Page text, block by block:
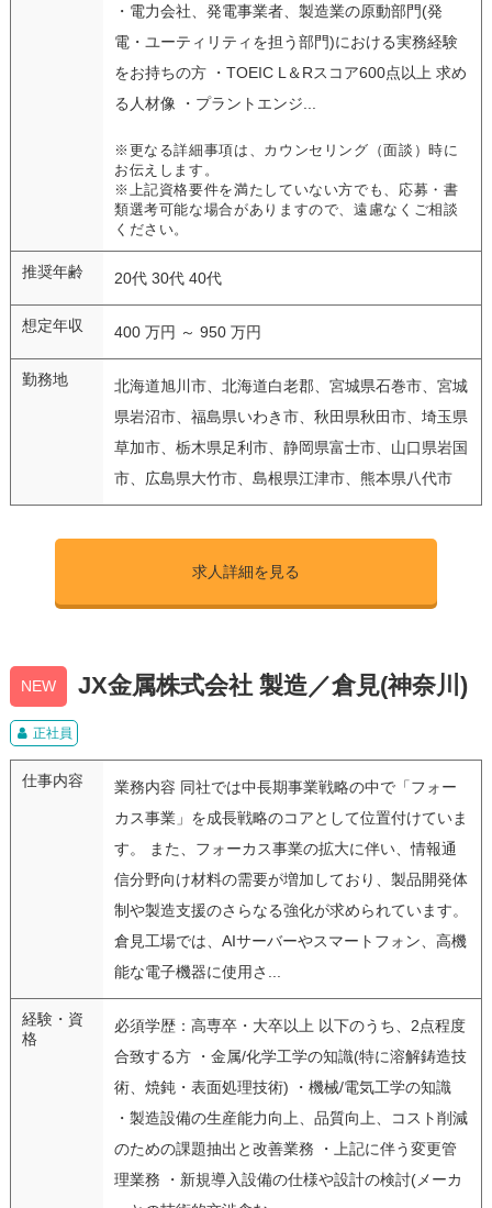
・電力会社、発電事業者、製造業の原動部門(発
電・ユーティリティを担う部門)における実務経験
をお持ちの方 ・TOEIC L＆Rスコア600点以上 求め
る人材像 ・プラントエンジ...
※更なる詳細事項は、カウンセリング（面談）時に
お伝えします。
※上記資格要件を満たしていない方でも、応募・書
類選考可能な場合がありますので、遠慮なくご相談
ください。
推奨年齢 20代 30代 40代
想定年収 400 万円 ～ 950 万円
勤務地
北海道旭川市、北海道白老郡、宮城県石巻市、宮城
県岩沼市、福島県いわき市、秋田県秋田市、埼玉県
草加市、栃木県足利市、静岡県富士市、山口県岩国
市、広島県大竹市、島根県江津市、熊本県八代市
求人詳細を見る
NEW JX金属株式会社 製造／倉見(神奈川)
正社員
仕事内容
業務内容 同社では中長期事業戦略の中で「フォー
カス事業」を成長戦略のコアとして位置付けていま
す。 また、フォーカス事業の拡大に伴い、情報通
信分野向け材料の需要が増加しており、製品開発体
制や製造支援のさらなる強化が求められています。
倉見工場では、AIサーバーやスマートフォン、高機
能な電子機器に使用さ...
経験・資
格
必須学歴：高専卒・大卒以上 以下のうち、2点程度
合致する方 ・金属/化学工学の知識(特に溶解鋳造技
術、焼鈍・表面処理技術) ・機械/電気工学の知識
・製造設備の生産能力向上、品質向上、コスト削減
のための課題抽出と改善業務 ・上記に伴う変更管
理業務 ・新規導入設備の仕様や設計の検討(メーカ